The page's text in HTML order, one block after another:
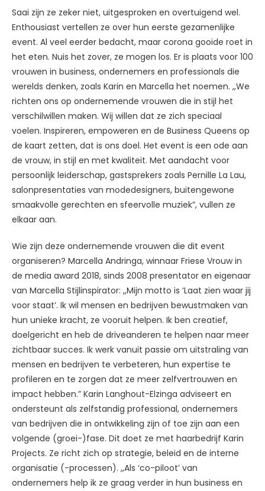
Saai zijn ze zeker niet, uitgesproken en overtuigend wel.
Enthousiast vertellen ze over hun eerste gezamenlijke
event. Al veel eerder bedacht, maar corona gooide roet in
het eten. Nuis het zover, ze mogen los. Er is plaats voor 100
vrouwen in business, ondernemers en professionals die
werelds denken, zoals Karin en Marcella het noemen. ,,We
richten ons op ondernemende vrouwen die in stijl het
verschilwillen maken. Wij willen dat ze zich speciaal
voelen. Inspireren, empoweren en de Business Queens op
de kaart zetten, dat is ons doel. Het event is een ode aan
de vrouw, in stijl en met kwaliteit. Met aandacht voor
persoonlijk leiderschap, gastsprekers zoals Pernille La Lau,
salonpresentaties van modedesigners, buitengewone
smaakvolle gerechten en sfeervolle muziek”, vullen ze
elkaar aan.
Wie zijn deze ondernemende vrouwen die dit event
organiseren? Marcella Andringa, winnaar Friese Vrouw in
de media award 2018, sinds 2008 presentator en eigenaar
van Marcella Stijlinspirator: ,,Mijn motto is ‘Laat zien waar jij
voor staat’. Ik wil mensen en bedrijven bewustmaken van
hun unieke kracht, ze vooruit helpen. Ik ben creatief,
doelgericht en heb de driveanderen te helpen naar meer
zichtbaar succes. Ik werk vanuit passie om uitstraling van
mensen en bedrijven te verbeteren, hun expertise te
profileren en te zorgen dat ze meer zelfvertrouwen en
impact hebben.” Karin Langhout-Elzinga adviseert en
ondersteunt als zelfstandig professional, ondernemers
van bedrijven die in ontwikkeling zijn of toe zijn aan een
volgende (groei-)fase. Dit doet ze met haarbedrijf Karin
Projects. Ze richt zich op strategie, beleid en de interne
organisatie (-processen). ,,Als ‘co-piloot’ van
ondernemers help ik ze graag verder in hun business en